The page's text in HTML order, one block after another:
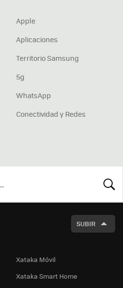
Apple
Aplicaciones
Territorio Samsung
5g
WhatsApp
Conectividad y Redes
SUBIR
Xataka Móvil
Xataka Smart Home